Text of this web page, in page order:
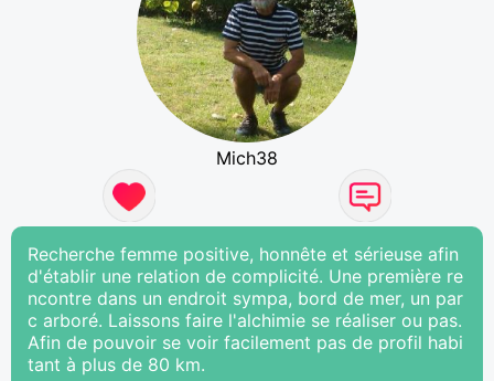
Mich38
Recherche femme positive, honnête et sérieuse afin
d'établir une relation de complicité. Une première re
ncontre dans un endroit sympa, bord de mer, un par
c arboré. Laissons faire l'alchimie se réaliser ou pas.
Afin de pouvoir se voir facilement pas de profil habi
tant à plus de 80 km.